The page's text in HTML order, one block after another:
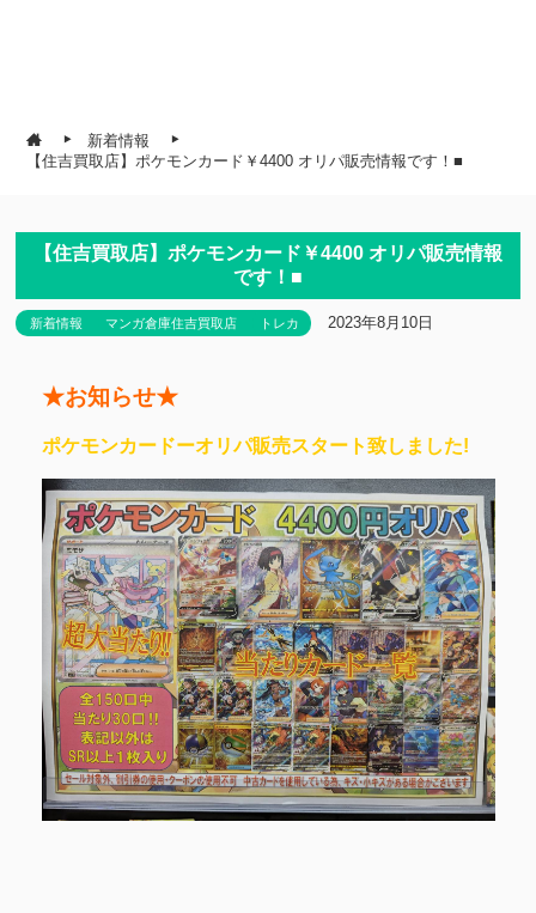
新着情報
【住吉買取店】ポケモンカード￥4400 オリパ販売情報です！■
【住吉買取店】ポケモンカード￥4400 オリパ販売情報
です！■
新着情報 マンガ倉庫住吉買取店 トレカ 2023年8月10日
★お知らせ★
ポケモンカードーオリパ販売スタート致しました!